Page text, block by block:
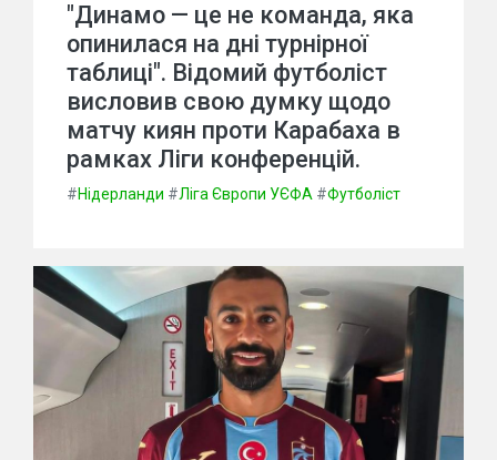
"Динамо — це не команда, яка
опинилася на дні турнірної
таблиці". Відомий футболіст
висловив свою думку щодо
матчу киян проти Карабаха в
рамках Ліги конференцій.
#Нідерланди #Ліга Європи УЄФА #Футболіст